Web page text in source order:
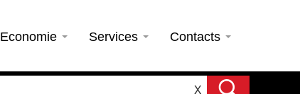
Economie Services Contacts
X